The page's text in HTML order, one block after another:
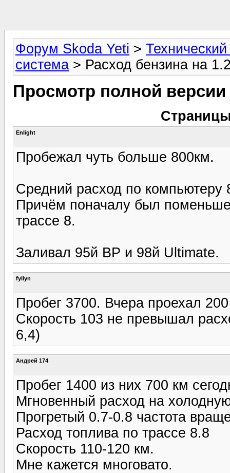
Форум Skoda Yeti >
система > Расход бензина на
Просмотр полной
Enlight
Пробежал чуть больше 800км.
Средний расход по компьютеру
Причём поначалу был
трассе 8.
Заливал 95й BP и 98й Ultimate.
fyllyn
Пробег 3700. Вчера проехал
Скорость 103 не превышал
6,4)
Андрей 174
Пробег 1400 из них 700 км
Мгновенный расход на
Прогретый 0.7-0.8 частота
Расход топлива по трассе 8.8
Скорость 110-120 км.
Мне кажется многовато.